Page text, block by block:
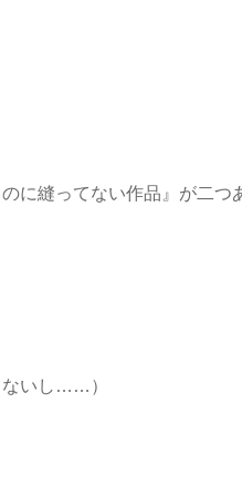
に縫ってない作品』が二つ
ないし……）